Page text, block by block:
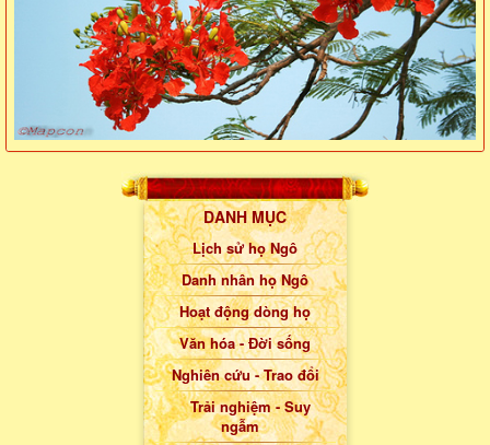
DANH MỤC
Lịch sử họ Ngô
Danh nhân họ Ngô
Hoạt động dòng họ
Văn hóa - Đời sống
Nghiên cứu - Trao đổi
Trải nghiệm - Suy
ngẫm